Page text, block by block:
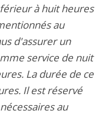
à huit heures
au
d'assurer un
service de nuit
La durée de ce
Il est réservé
au